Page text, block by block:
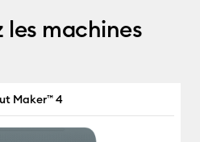
les machines
Maker™ 4